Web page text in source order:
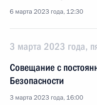
6 марта 2023 года, 12:30
3 марта 2023 года,
Совещание с
Безопасности
3 марта 2023 года, 16:00